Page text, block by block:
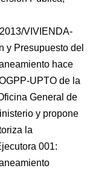
VIVIENDA-
y Presupuesto del
hace
UPTO de la
General de
y propone
la
001: